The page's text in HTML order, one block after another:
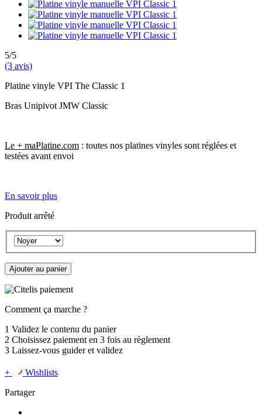
5/5
(3 avis)
Platine vinyle VPI The Classic 1
Bras Unipivot JMW Classic
Le + maPlatine.com : toutes nos platines vinyles sont réglées et
testées avant envoi
En savoir plus
Produit arrêté
Ajouter au panier
Comment ça marche ?
1 Validez le contenu du panier
2 Choisissez paiement en 3 fois au règlement
3 Laissez-vous guider et validez
+
Wishlists
Partager